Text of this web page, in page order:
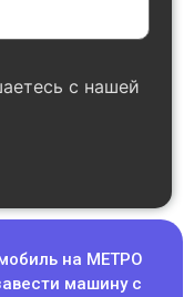
с нашей
на МЕТРО
машину с